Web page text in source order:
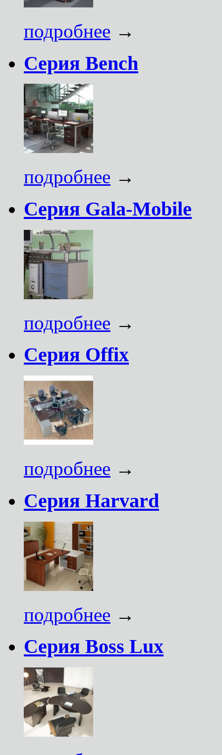
подробнее →
Серия Bench
подробнее →
Серия Gala-Mobile
подробнее →
Серия Offix
подробнее →
Серия Harvard
подробнее →
Серия Boss Lux